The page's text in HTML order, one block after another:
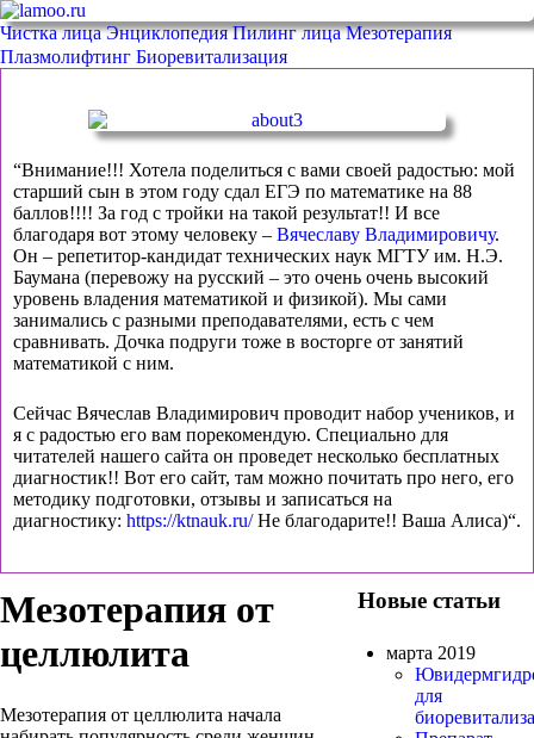
Чистка лица Энциклопедия Пилинг лица Мезотерапия
Плазмолифтинг Биоревитализация
“Внимание!!! Хотела поделиться с вами своей радостью: мой
старший сын в этом году сдал ЕГЭ по математике на 88
баллов!!!! За год с тройки на такой результат!! И все
благодаря вот этому человеку – Вячеславу Владимировичу.
Он – репетитор-кандидат технических наук МГТУ им. Н.Э.
Баумана (перевожу на русский – это очень очень высокий
уровень владения математикой и физикой). Мы сами
занимались с разными преподавателями, есть с чем
сравнивать. Дочка подруги тоже в восторге от занятий
математикой с ним.
Сейчас Вячеслав Владимирович проводит набор учеников, и
я с радостью его вам порекомендую. Специально для
читателей нашего сайта он проведет несколько бесплатных
диагностик!! Вот его сайт, там можно почитать про него, его
методику подготовки, отзывы и записаться на
диагностику: https://ktnauk.ru/Не благодарите!! Ваша Алиса)“.
Мезотерапия от
целлюлита
Мезотерапия от целлюлита начала
Новые статьи
марта 2019
для